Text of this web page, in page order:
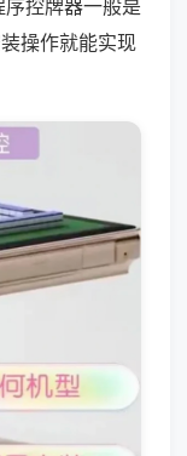
控牌器一般是
操作就能实现